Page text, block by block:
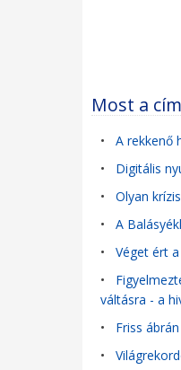
Most a
• A rekkenő
• Digitális
• Olyan
• A
• Véget ért
•
váltásra - a
• Friss
•